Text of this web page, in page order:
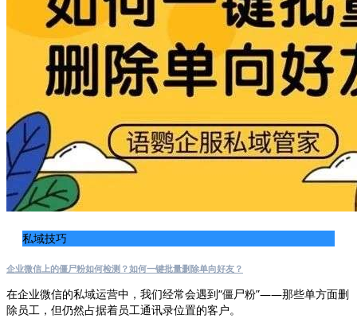
私域技巧
企业微信上的僵尸粉如何检测？如何一键批量删除单向好友？
在企业微信的私域运营中，我们经常会遇到“僵尸粉”——那些单方面删
除员工，但仍然占据着员工通讯录位置的客户。